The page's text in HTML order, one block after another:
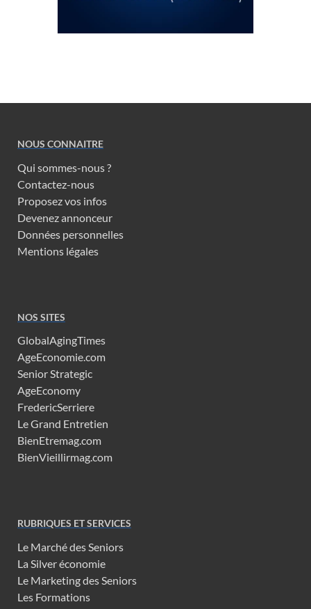
NOUS CONNAITRE
Qui sommes-nous ?
Contactez-nous
Proposez vos infos
Devenez annonceur
Données personnelles
Mentions légales
NOS SITES
GlobalAgingTimes
AgeEconomie.com
Senior Strategic
AgeEconomy
FredericSerriere
Le Grand Entretien
BienEtremag.com
BienVieillirmag.com
RUBRIQUES ET SERVICES
Le Marché des Seniors
La Silver économie
Le Marketing des Seniors
Les Formations